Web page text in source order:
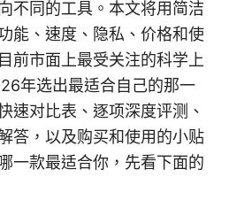
不同的工具。本文将用简洁
能、速度、隐私、价格和使
前市面上最受关注的科学上
年选出最适合自己的那一
速对比表、逐项深度评测、
答，以及购买和使用的小贴
一款最适合你，先看下面的